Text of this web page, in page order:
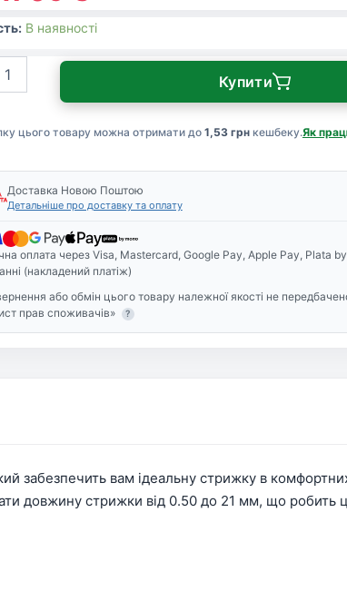
В наявності
цього товару можна отримати до 1,53 грнкешбеку.Як
15
Купити
Доставка Новою Поштою
Детальніше про доставку та оплату
оплата через Visa, Mastercard, Google Pay, Apple Pay, Plata
(накладений платіж)
або обмін цього товару належної якості не
прав споживачів»
?
забезпечить вам ідеальну стрижку в
довжину стрижки від 0.50 до 21 мм, що